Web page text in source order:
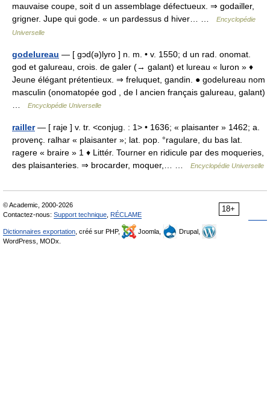
mauvaise coupe, soit d un assemblage défectueux. ⇒ godailler,
grigner. Jupe qui gode. « un pardessus d hiver… …
Encyclopédie
Universelle
godelureau — [ gɔd(ə)lyro ] n. m. • v. 1550; d un rad. onomat.
god et galureau, crois. de galer (→ galant) et lureau « luron » ♦
Jeune élégant prétentieux. ⇒ freluquet, gandin. ● godelureau nom
masculin (onomatopée god , de l ancien français galureau, galant)
Encyclopédie Universelle
railler— [ raje ] v. tr. <conjug. : 1> • 1636; « plaisanter » 1462; a.
provenç. ralhar « plaisanter »; lat. pop. °ragulare, du bas lat.
ragere « braire » 1 ♦ Littér. Tourner en ridicule par des moqueries,
des plaisanteries. ⇒ brocarder, moquer,… …
Encyclopédie Universelle
18+
© Academic, 2000-2026
Contactez-nous: Support technique RÉCLAME
Dictionnaires exportation , créé sur PHP, Joomla,
Drupal,
WordPress, MODx.